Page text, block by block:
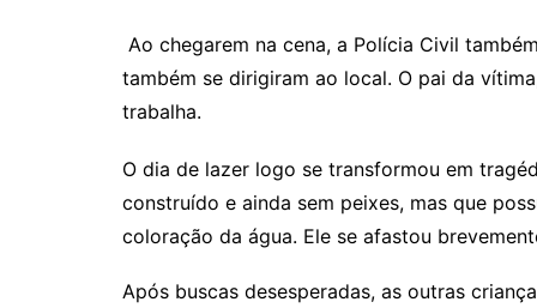
Ao chegarem na cena, a Polícia Civil
também se dirigiram ao local. O pai da
trabalha.
O dia de lazer logo se transformou em
construído e ainda sem peixes, mas que
coloração da água. Ele se afastou
Após buscas desesperadas, as outras